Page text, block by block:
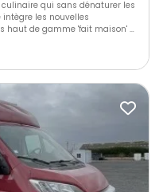
culinaire qui sans dénaturer les
les nouvelles
des herbes, épices et
à la dimension multiculturelle
d'un véritable savoir faire,
Nous choisir, c’est
ce qui a été décidé
avec sérénité.
à pour objectif de faire de
un festival de couleurs et de